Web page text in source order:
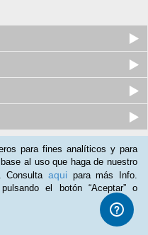
01-2019)
para fines analíticos y para
al uso que haga de nuestro
Consulta aqui para más Info.
el botón “Aceptar” o